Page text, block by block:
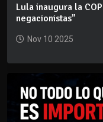
Lula inaugura la
negacionistas”
Nov 10 2025